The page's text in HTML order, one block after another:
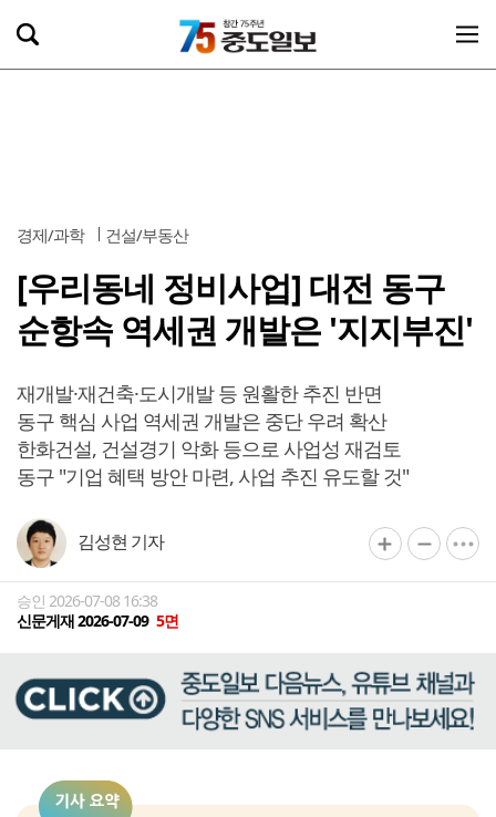
경제/과학 건설/부동산
[우리동네 정비사업] 대전 동구
순항속 역세권 개발은 '지지부진'
재개발·재건축·도시개발 등 원활한 추진 반면
동구 핵심 사업 역세권 개발은 중단 우려 확산
한화건설, 건설경기 악화 등으로 사업성 재검토
동구 "기업 혜택 방안 마련, 사업 추진 유도할 것"
김성현 기자
승인 2026-07-08 16:38
신문게재 2026-07-09 5면